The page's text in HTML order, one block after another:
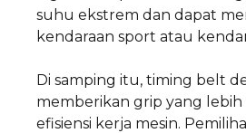
suhu ekstrem dan dapat
kendaraan sport atau
Di samping itu, timing belt
memberikan grip yang
efisiensi kerja mesin.